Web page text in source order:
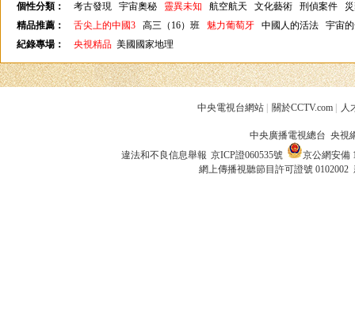
個性分類：
考古發現 宇宙奧秘 靈異未知 航空航天 文化藝術 刑偵案件
精品推薦：
舌尖上的中國3 高三（16）班 魅力葡萄牙 中國人的活法
宇宙
紀錄專場：
央視精品 美國國家地理
中央電視台網站 關於CCTV.com 人
中央廣播電視總台 央視
違法和不良信息舉報 京ICP證060535號
京公網安備
網上傳播視聽節目許可證號 0102002